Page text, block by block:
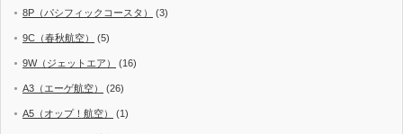
8P（パシフィックコースタ） (3)
9C（春秋航空） (5)
9W（ジェットエア） (16)
A3（エーゲ航空） (26)
A5（オップ！航空） (1)